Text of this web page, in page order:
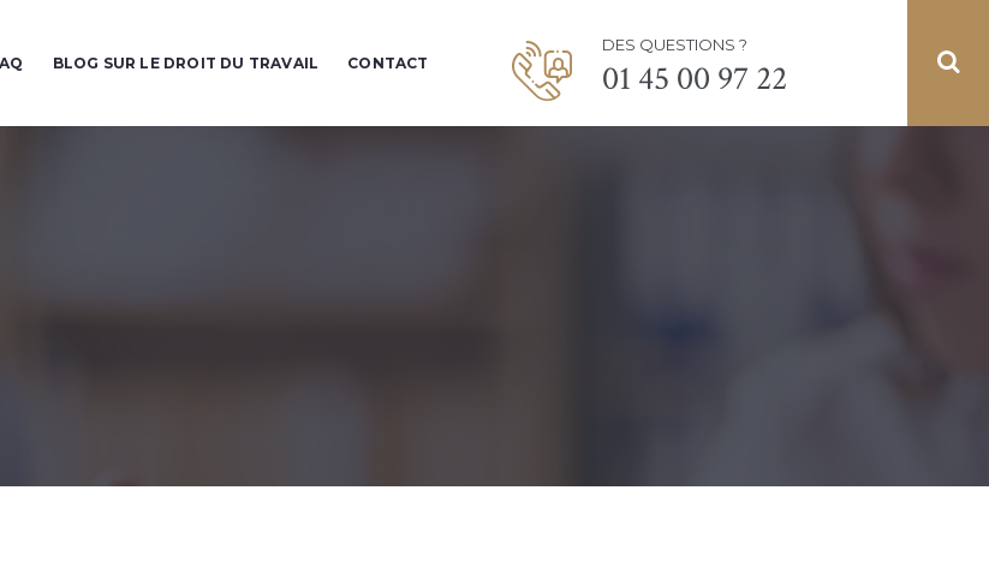
DES QUESTIONS ?
01 45 00 97 22
BLOG SUR LE DROIT DU TRAVAIL CONTACT